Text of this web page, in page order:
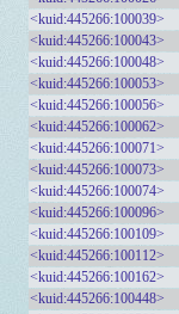
<kuid:445266:100039>
<kuid:445266:100043>
<kuid:445266:100048>
<kuid:445266:100053>
<kuid:445266:100056>
<kuid:445266:100062>
<kuid:445266:100071>
<kuid:445266:100073>
<kuid:445266:100074>
<kuid:445266:100096>
<kuid:445266:100109>
<kuid:445266:100112>
<kuid:445266:100162>
<kuid:445266:100448>